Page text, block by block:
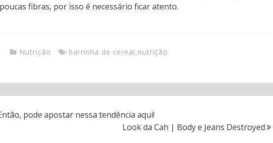
fibras, por isso é necessário ficar atento.
Nutrição barrinha de cereal,nutrição
pode apostar nessa tendência aqui!
Look da Cah | Body e Jeans Destroyed